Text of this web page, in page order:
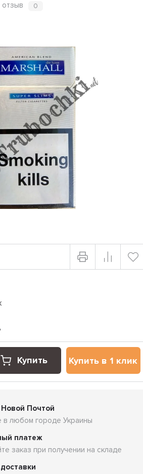
0
Купить Купить в 1 клик
Почтой
в любом городе Украины
платеж
заказ при получении на складе